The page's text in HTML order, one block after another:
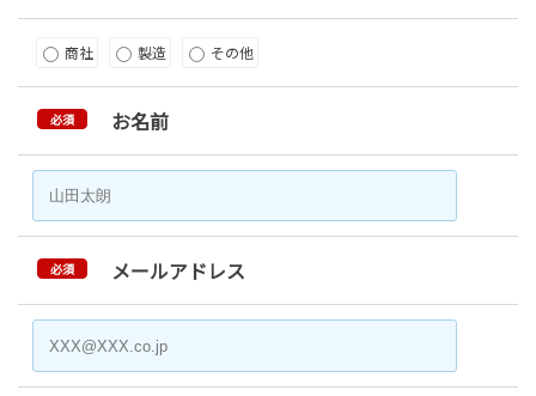
商社 製造 その他
必須 お名前
必須 メールアドレス